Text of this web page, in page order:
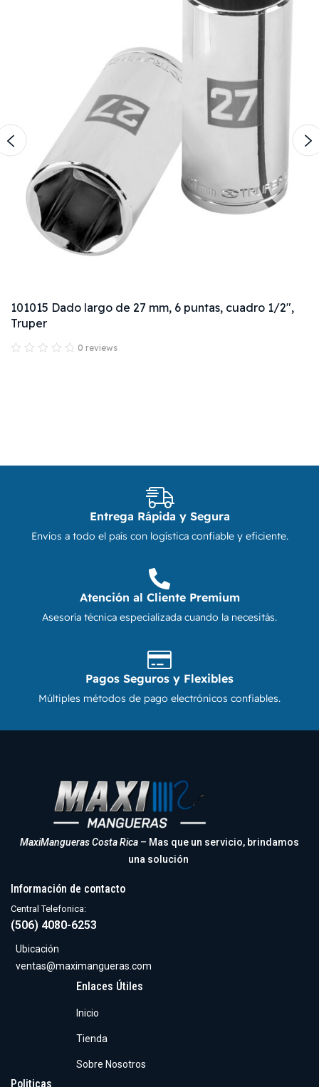
101015 Dado largo de 27 mm, 6 puntas, cuadro 1/2",
Truper
0 reviews
Entrega Rápida y Segura
Envíos a todo el país con logística confiable y eficiente.
Atención al Cliente Premium
Asesoría técnica especializada cuando la necesitás.
Pagos Seguros y Flexibles
Múltiples métodos de pago electrónicos confiables.
MaxiMangueras Costa Rica – Mas que un servicio, brindamos
una solución
Enlaces Útiles
Inicio
Tienda
Sobre Nosotros
Politicas
Información de contacto
Central Telefonica:
(506) 4080-6253
Ubicación
ventas@maximangueras.com